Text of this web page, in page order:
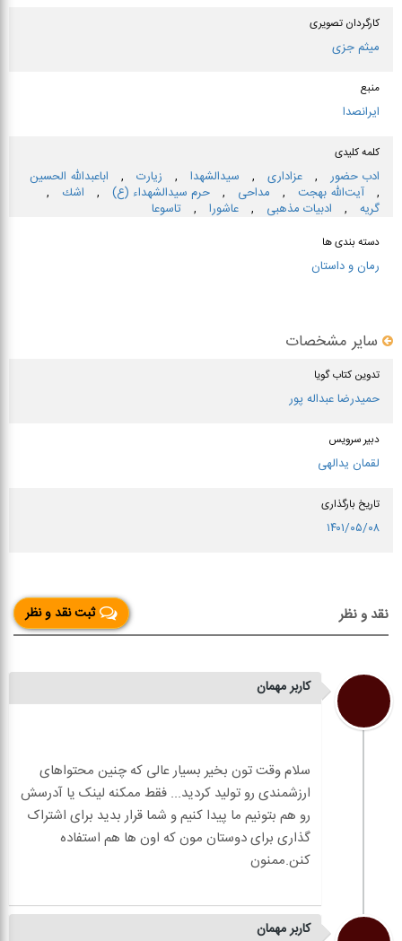
کارگردان تصویری
میثم جزی
منبع
ایرانصدا
کلمه کلیدی
ادب حضور , عزاداری , سیدالشهدا , زیارت ,
اباعبدالله الحسین
,
آیت‌الله بهجت , مداحی , حرم سیدالشهداء (ع) , اشك
,
گریه
, ادبیات مذهبی , عاشورا , تاسوعا
دسته بندی ها
رمان و داستان
سایر مشخصات
تدوین کتاب گویا
حمیدرضا عبداله پور
دبیر سرویس
لقمان یدالهی
تاریخ بارگذاری
۱۴۰۱/۰۵/۰۸
ثبت نقد و نظر نقد و نظر
کاربر مهمان
سلام وقت تون بخیر بسیار عالی که چنین محتواهای
ارزشمندی رو تولید کردید... فقط ممکنه لینک یا آدرسش
رو هم بتونیم ما پیدا کنیم و شما قرار بدید برای اشتراک
گذاری برای دوستان مون که اون ها هم استفاده
کاربر مهمان